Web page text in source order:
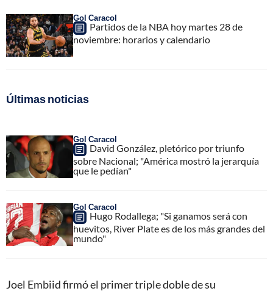
Gol Caracol
Partidos de la NBA hoy martes 28 de
noviembre: horarios y calendario
Últimas noticias
Gol Caracol
David González, pletórico por triunfo
sobre Nacional; "América mostró la jerarquía
que le pedían"
Gol Caracol
Hugo Rodallega; "Si ganamos será con
huevitos, River Plate es de los más grandes del
mundo"
Joel Embiid firmó el primer triple doble de su